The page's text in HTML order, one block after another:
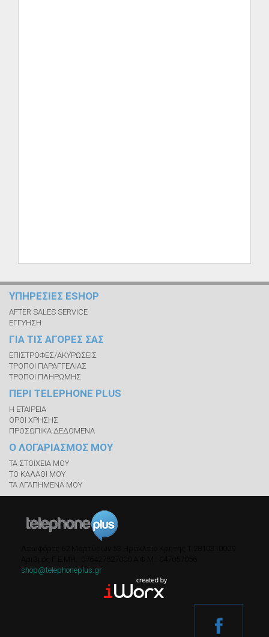
ΥΠΗΡΕΣΙΕΣ ESHOP
AFTER SALES SERVICE
ΕΓΓΥΗΣΗ
ΓΙΑ ΤΙΣ ΑΓΟΡΕΣ ΣΑΣ
ΕΠΙΣΤΡΟΦΕΣ/ΑΚΥΡΩΣΕΙΣ
ΤΡΟΠΟΙ ΠΑΡΑΓΓΕΛΙΑΣ
ΤΡΟΠΟΙ ΠΛΗΡΩΜΗΣ
ΠΕΡΙ TELEPHONE PLUS
Η ΕΤΑΙΡΕΙΑ
ΟΡΟΙ ΧΡΗΣΗΣ
ΠΡΟΣΩΠΙΚΑ ΔΕΔΟΜΕΝΑ
Ο ΛΟΓΑΡΙΑΣΜΟΣ ΜΟΥ
ΤΑ ΣΤΟΙΧΕΙΑ ΜΟΥ
ΤΟ ΚΑΛΑΘΙ ΜΟΥ
ΤΑ ΑΓΑΠΗΜΕΝΑ ΜΟΥ
shop@telephoneplus.gr